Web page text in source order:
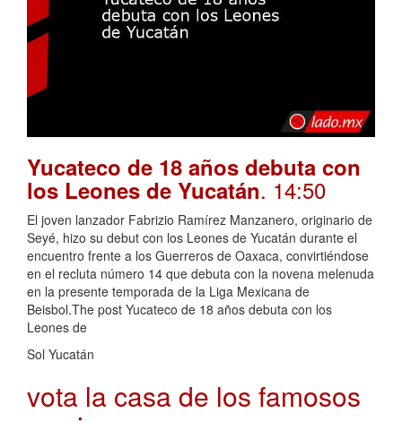
Yucateco de 18 años debuta con
los Leones de Yucatán. 14:50
El joven lanzador Fabrizio Ramírez Manzanero, originario de
Seyé, hizo su debut con los Leones de Yucatán durante el
encuentro frente a los Guerreros de Oaxaca, convirtiéndose
en el recluta número 14 que debuta con la novena melenuda
en la presente temporada de la Liga Mexicana de
Beisbol.The post Yucateco de 18 años debuta con los
Leones de
Sol Yucatán
vota la casa de los famosos